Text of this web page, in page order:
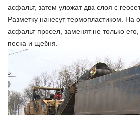
асфальт, затем уложат два слоя с
Разметку нанесут термопластиком. На
асфальт просел, заменят не только
песка и щебня.